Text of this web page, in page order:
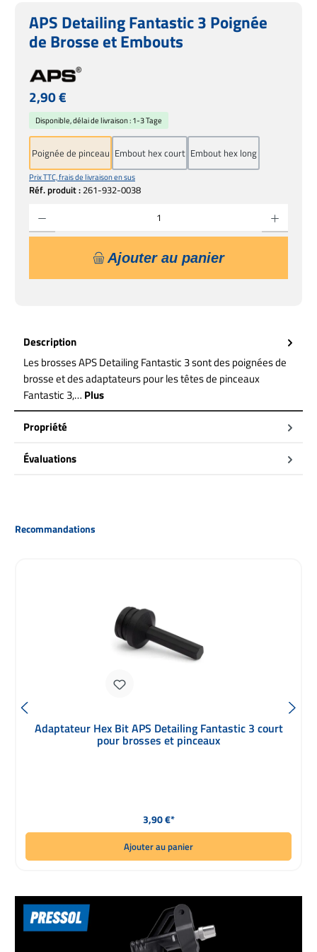
APS Detailing Fantastic 3 Poignée
de Brosse et Embouts
Prix régulier :
2,90 €
Prix TTC, frais de livraison en sus
Réf. produit :261-932-0038
Disponible, délai de livraison : 1-3 Tage
Poignée de pinceau Embout hex court Embout hex long
Ajouter au panier
Description
Les brosses APS Detailing Fantastic 3 sont des poignées de
brosse et des adaptateurs pour les têtes de pinceaux
Fantastic 3,… Plus
Propriété
Évaluations
Ignorer la galerie de produits
Recommandations
Adaptateur Hex Bit APS Detailing Fantastic 3 court
pour brosses et pinceaux
Prix régulier :
3,90 €*
Ajouter au panier